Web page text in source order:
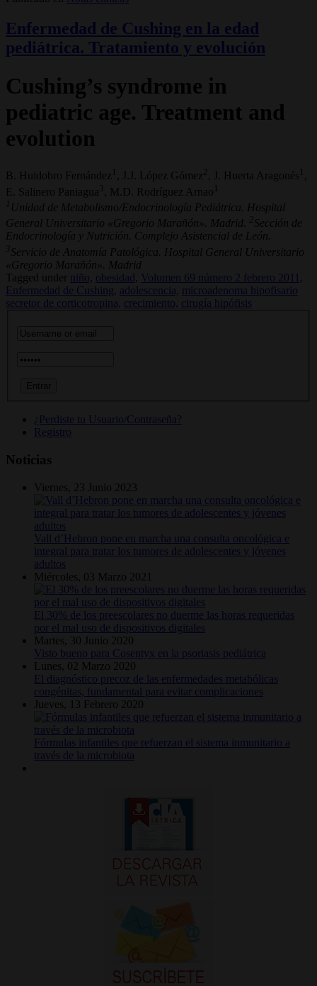
Enfermedad de Cushing en la edad
pediátrica. Tratamiento y evolución
Cushing’s syndrome in
pediatric age. Treatment and
evolution
B. Huidobro Fernández 1 , J.J. López Gómez2 , J. Huerta Aragonés 1
E. Salinero Paniagua 3 , M.D. Rodríguez Arnao 1
1 Unidad de Metabolismo/Endocrinología Pediátrica. Hospital
General Universitario «Gregorio Marañón». Madrid. 2 Sección de
Endocrinología y Nutrición. Complejo Asistencial de León.
3 Servicio de Anatomía Patológica. Hospital General Universitario
«Gregorio Marañón». Madrid
Tagged under
niño, obesidad,
Volumen 69 número 2 febrero 2011,
Enfermedad de Cushing,
adolescencia,
microadenoma hipofisario
secretor de corticotropina, crecimiento, cirugía hipófisis
¿Perdiste tu Usuario/Contraseña?
Registro
Noticias
Viernes, 23 Junio 2023
Vall d’Hebron pone en marcha una consulta oncológica e
integral para tratar los tumores de adolescentes y jóvenes
adultos
Miércoles, 03 Marzo 2021
El 30% de los preescolares no duerme las horas requeridas
por el mal uso de dispositivos digitales
Martes, 30 Junio 2020
Visto bueno para Cosentyx en la psoriasis pediátrica
Lunes, 02 Marzo 2020
El diagnóstico precoz de las enfermedades metabólicas
congénitas, fundamental para evitar complicaciones
Jueves, 13 Febrero 2020
Fórmulas infantiles que refuerzan el sistema inmunitario a
través de la microbiota